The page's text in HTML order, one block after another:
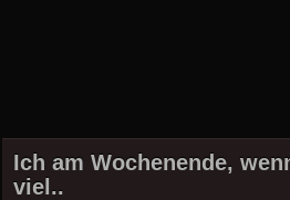
Ich am Wochenende,
viel..